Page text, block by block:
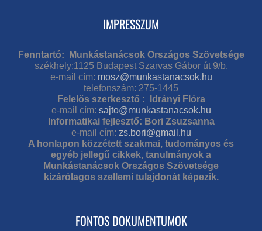
IMPRESSZUM
Fenntartó: Munkástanácsok Országos Szövetsége
székhely:1125 Budapest Szarvas Gábor út 9/b.
e-mail cím: mosz@munkastanacsok.hu
telefonszám: 275-1445
Felelős szerkesztő : Idrányi Flóra
e-mail cím: sajto@munkastanacsok.hu
Informatikai fejlesztő: Bori Zsuzsanna
e-mail cím: zs.bori@gmail.hu
A honlapon közzétett szakmai, tudományos és
egyéb jellegű cikkek, tanulmányok a
Munkástanácsok Országos Szövetsége
kizárólagos szellemi tulajdonát képezik.
FONTOS DOKUMENTUMOK